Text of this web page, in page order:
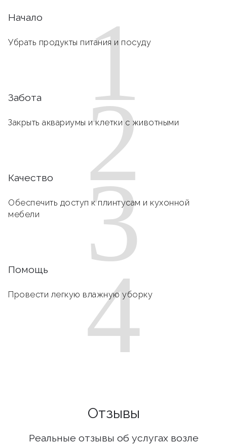
1
Начало
Убрать продукты питания и посуду
2
Забота
Закрыть аквариумы и клетки с животными
3
Качество
Обеспечить доступ к плинтусам и кухонной
мебели
4
Помощь
Провести легкую влажную уборку
Отзывы
Реальные отзывы об услугах возле